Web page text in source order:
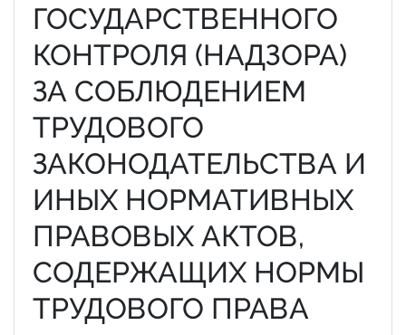
ГОСУДАРСТВЕННОГО
КОНТРОЛЯ (НАДЗОРА)
ЗА СОБЛЮДЕНИЕМ
ТРУДОВОГО
ЗАКОНОДАТЕЛЬСТВА И
ИНЫХ НОРМАТИВНЫХ
ПРАВОВЫХ АКТОВ,
СОДЕРЖАЩИХ НОРМЫ
ТРУДОВОГО ПРАВА